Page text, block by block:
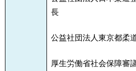
長
公益社団法人東京都柔
厚生労働省社会保障審